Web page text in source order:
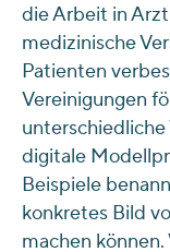
die Arbeit in
medizinische
Patienten
Vereinigungen
unterschiedliche
digitale
Beispiele
konkretes Bild
machen